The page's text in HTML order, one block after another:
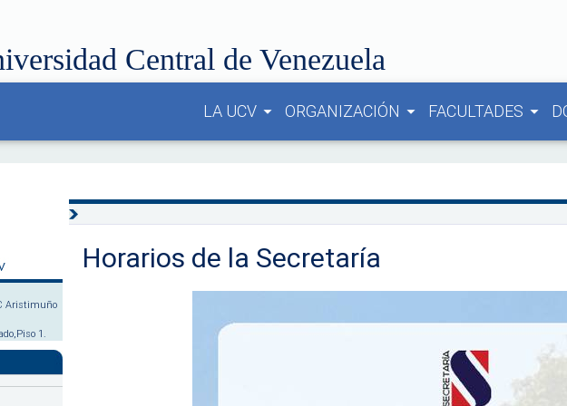
Central de Venezuela
LA UCV arrow_drop_down ORGANIZACIÓN arrow_drop_down FACULTADES arrow_drop_down
Aristimuño
1.
Horarios de la Secretaría